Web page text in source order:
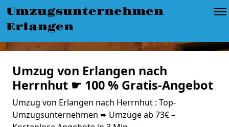
Umzugsunternehmen
Erlangen
Umzug von Erlangen nach
Herrnhut ☛ 100 % Gratis-Angebot
Umzug von Erlangen nach Herrnhut : Top-
Umzugsunternehmen ➨ Umzüge ab 73€ –